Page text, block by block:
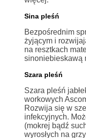
Sina pleśń
Bezpośrednim
żyjącym i
na resztkach
sinoniebieskawą
Szara pleśń
Szara pleśń
workowych
Rozwija się w
infekcyjnych.
(mokrej bądź
wyrosłych na